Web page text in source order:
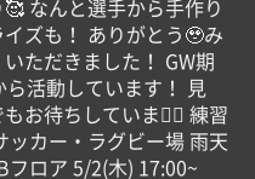
なんと選手から手作り
ズも！ ありがとう🥹み
ただきました！ GW期
ら活動しています！ 見
お待ちしています🏻 練習
ッカー・ラグビー場 雨天
フロア 5/2(木) 17:00~